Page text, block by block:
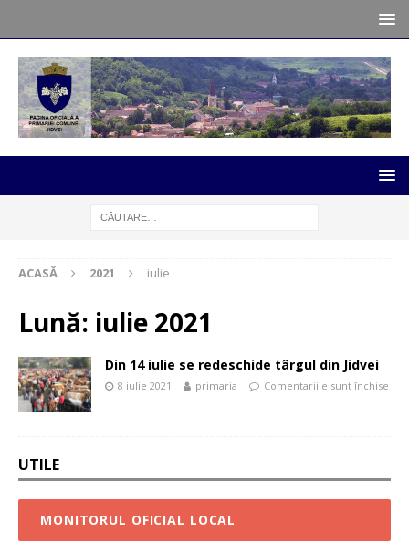
ACASĂ 2021 iulie
Lună: iulie 2021
Din 14 iulie se redeschide târgul din Jidvei
8 iulie 2021 primaria Comentariile sunt închise
UTILE
MONITORUL OFICIAL LOCAL